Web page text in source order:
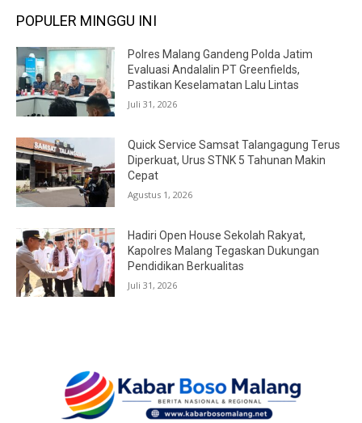
POPULER MINGGU INI
Polres Malang Gandeng Polda Jatim
Evaluasi Andalalin PT Greenfields,
Pastikan Keselamatan Lalu Lintas
Juli 31, 2026
Quick Service Samsat Talangagung Terus
Diperkuat, Urus STNK 5 Tahunan Makin
Cepat
Agustus 1, 2026
Hadiri Open House Sekolah Rakyat,
Kapolres Malang Tegaskan Dukungan
Pendidikan Berkualitas
Juli 31, 2026